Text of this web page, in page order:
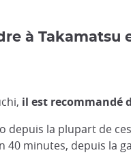
à Takamatsu
il est recommandé
depuis la plupart de
40 minutes, depuis la